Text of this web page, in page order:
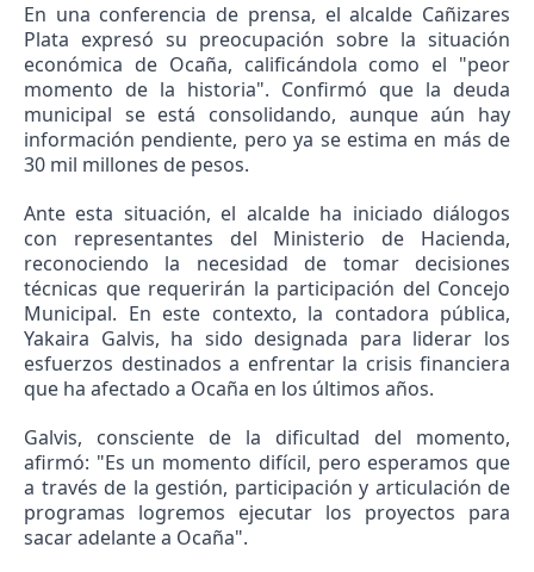
En una conferencia de prensa, el alcalde Cañizares
Plata expresó su preocupación sobre la situación
económica de Ocaña, calificándola como el "peor
momento de la historia". Confirmó que la deuda
municipal se está consolidando, aunque aún hay
información pendiente, pero ya se estima en más de
30 mil millones de pesos.
Ante esta situación, el alcalde ha iniciado diálogos
con representantes del Ministerio de Hacienda,
reconociendo la necesidad de tomar decisiones
técnicas que requerirán la participación del Concejo
Municipal. En este contexto, la contadora pública,
Yakaira Galvis, ha sido designada para liderar los
esfuerzos destinados a enfrentar la crisis financiera
que ha afectado a Ocaña en los últimos años.
Galvis, consciente de la dificultad del momento,
afirmó: "Es un momento difícil, pero esperamos que
a través de la gestión, participación y articulación de
programas logremos ejecutar los proyectos para
sacar adelante a Ocaña".